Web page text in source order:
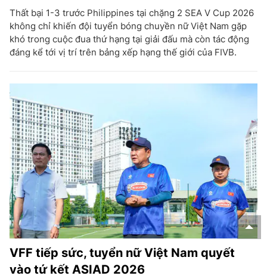
Thất bại 1-3 trước Philippines tại chặng 2 SEA V Cup 2026
không chỉ khiến đội tuyển bóng chuyền nữ Việt Nam gặp
khó trong cuộc đua thứ hạng tại giải đấu mà còn tác động
đáng kể tới vị trí trên bảng xếp hạng thế giới của FIVB.
VFF tiếp sức, tuyển nữ Việt Nam quyết
vào tứ kết ASIAD 2026